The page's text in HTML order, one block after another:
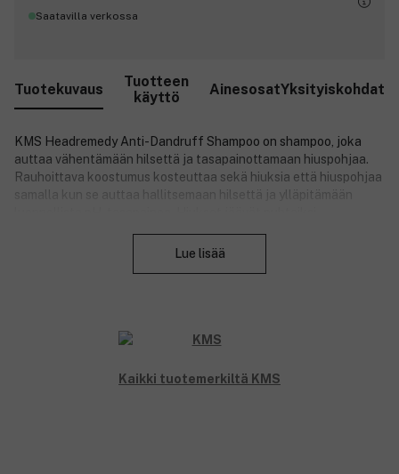
Saatavilla verkossa
Tuotekuvaus
Tuotteen
käyttö
AinesosatYksityiskohdat
KMS Headremedy Anti-Dandruff Shampoo on shampoo, joka
auttaa vähentämään hilsettä ja tasapainottamaan hiuspohjaa.
Rauhoittava koostumus kosteuttaa sekä hiuksia että hiuspohjaa
samalla kun se auttaa hallitsemaan hilsettä ja ylläpitämään
koostumus, jossa on kierrätettyä saarnipuuta, ravitsee ja
3353164
Lue lisää
Kaikki tuotemerkiltä KMS